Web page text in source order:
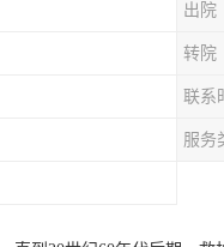
出院
转院
联系
服务